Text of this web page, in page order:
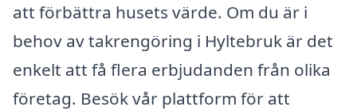
att förbättra husets värde. Om du är i
behov av takrengöring i Hyltebruk är det
enkelt att få flera erbjudanden från olika
företag. Besök vår plattform för att